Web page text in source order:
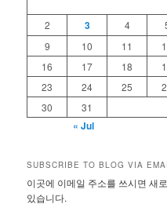
2
3 4
9
10 11
16
17 18
23
24 25
30
31
« Jul
SUBSCRIBE TO BLOG VIA
이곳에 이메일 주소를 쓰시면 새
있습니다.